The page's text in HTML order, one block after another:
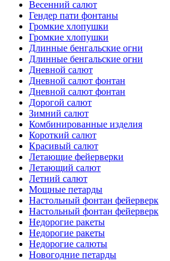
Весенний салют
Гендер пати фонтаны
Громкие хлопушки
Громкие хлопушки
Длинные бенгальские огни
Длинные бенгальские огни
Дневной салют
Дневной салют фонтан
Дневной салют фонтан
Дорогой салют
Зимний салют
Комбинированные изделия
Короткий салют
Красивый салют
Летающие фейерверки
Летающий салют
Летний салют
Мощные петарды
Настольный фонтан фейерверк
Настольный фонтан фейерверк
Недорогие ракеты
Недорогие ракеты
Недорогие салюты
Новогодние петарды